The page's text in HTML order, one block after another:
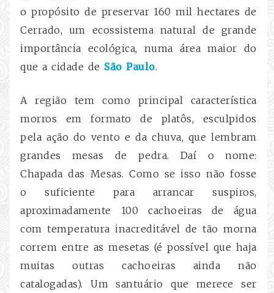
o propósito de preservar 160 mil hectares de
Cerrado, um ecossistema natural de grande
importância ecológica, numa área maior do
que a cidade de São Paulo.
A região tem como principal característica
morros em formato de platôs, esculpidos
pela ação do vento e da chuva, que lembram
grandes mesas de pedra. Daí o nome:
Chapada das Mesas. Como se isso não fosse
o suficiente para arrancar suspiros,
aproximadamente 100 cachoeiras de água
com temperatura inacreditável de tão morna
correm entre as mesetas (é possível que haja
muitas outras cachoeiras ainda não
catalogadas). Um santuário que merece ser